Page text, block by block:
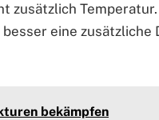
zusätzlich
besser eine zusätzliche
bekämpfen